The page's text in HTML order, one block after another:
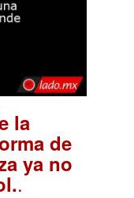
la
de
ya no
.